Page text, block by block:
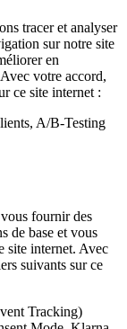
tracer et analyser
sur notre site
en
votre accord,
ce site internet :
A/B-Testing
fournir des
de base et vous
site internet. Avec
suivants sur ce
Tracking)